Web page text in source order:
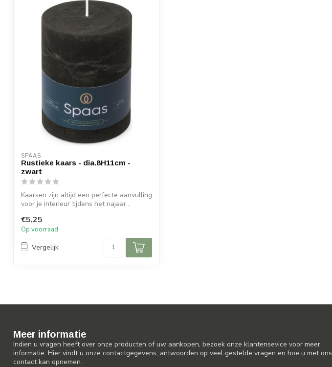
SPAAS
Rustieke kaars - dia.8H11cm -
zwart
Kaarsen zijn altijd een perfecte aanvulling
voor je interieur tijdens het najaar...
€5,25
Op voorraad
Vergelijk
Meer informatie
Indien u vragen heeft over onze producten of uw aankopen, bezoek onze klantensevice voor meer
informatie. Hier vindt u onze contactgegevens, antwoorden op veel gestelde vragen en hoe u met ons
contact kan opnemen.